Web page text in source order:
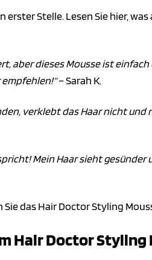
Stelle. Lesen Sie hier,
aber dieses Mousse ist
empfehlen!“– Sarah K.
verklebt das Haar nicht
Mein Haar sieht gesünder
Sie das Hair Doctor Styling
Hair Doctor Styling